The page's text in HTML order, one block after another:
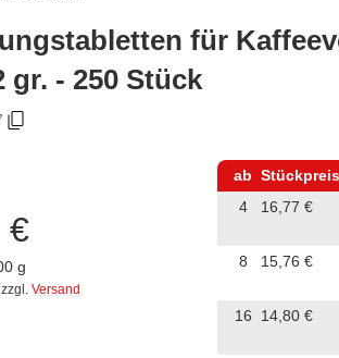
für
gr. - 250 Stück
€
g
zzgl. Versand
ab
4
16,77 €
8
15,76 €
16
14,80 €